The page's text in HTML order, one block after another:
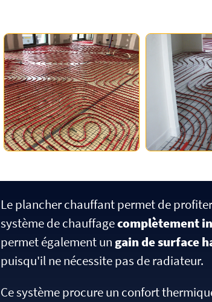
Le plancher chauffant permet de
système de chauffagecomplètement
permet également un gain de surface
puisqu'il ne nécessite pas de radiateur.
Ce système procure un confort